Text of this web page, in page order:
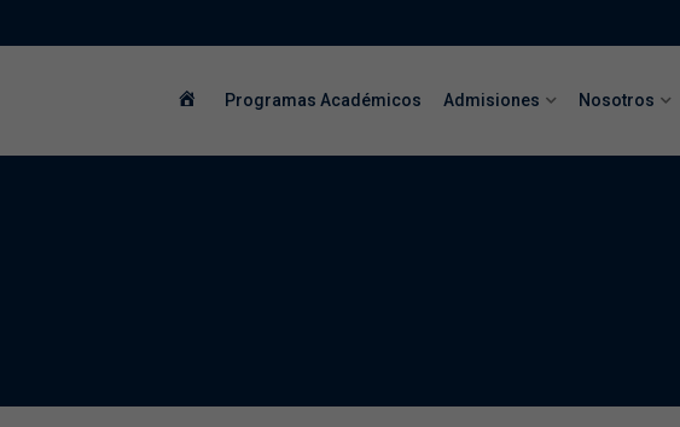
Programas Académicos Admisiones Nosotros